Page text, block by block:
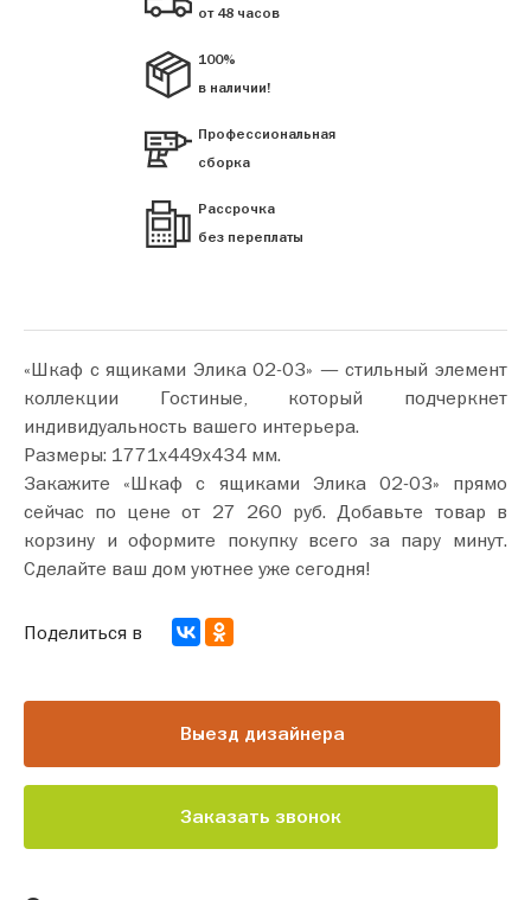
от 48 часов
100%
в наличии!
Профессиональная
сборка
Рассрочка
без переплаты
«Шкаф с ящиками Элика 02-03» — стильный элемент
коллекции Гостиные, который подчеркнет
индивидуальность вашего интерьера.
Размеры: 1771х449х434 мм.
Закажите «Шкаф с ящиками Элика 02-03» прямо
сейчас по цене от 27 260 руб. Добавьте товар в
корзину и оформите покупку всего за пару минут.
Сделайте ваш дом уютнее уже сегодня!
Выезд дизайнера
Заказать звонок
Поделиться в